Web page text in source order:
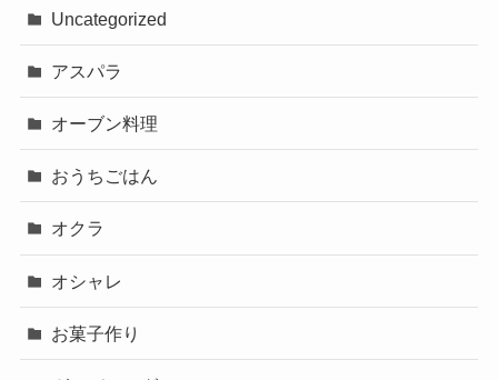
Uncategorized
アスパラ
オーブン料理
おうちごはん
オクラ
オシャレ
お菓子作り